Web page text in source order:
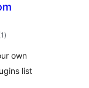
total
de
)
own
list